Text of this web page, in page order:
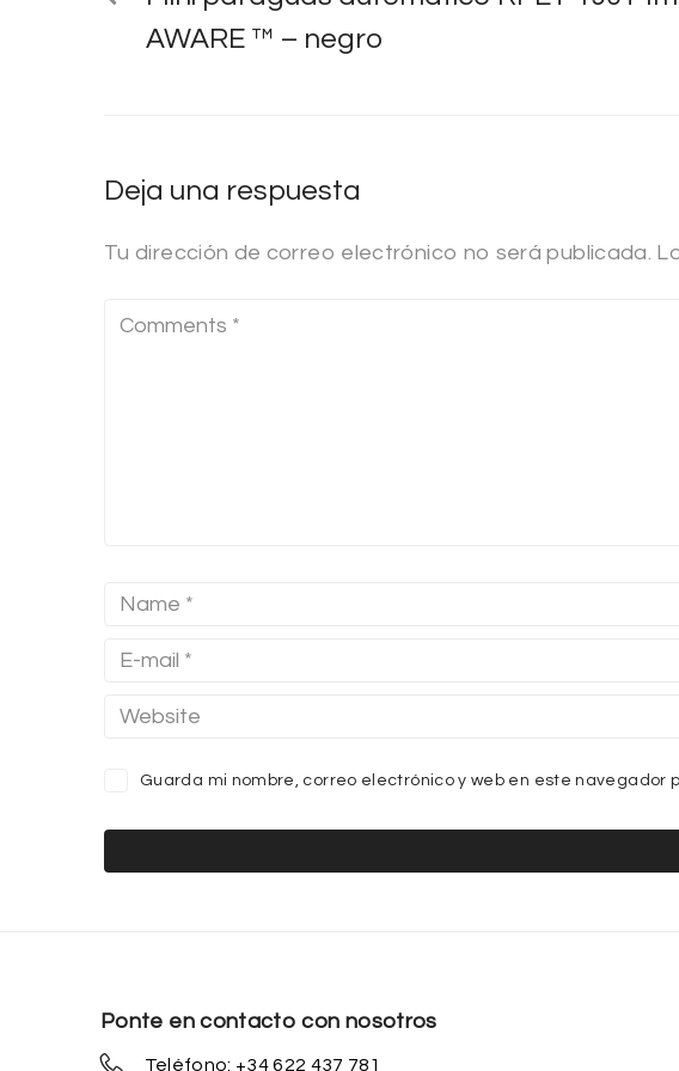
AWARE ™ – negro
Deja una respuesta
Tu dirección de correo electrónico no será publicada.
Guarda mi nombre, correo electrónico y web en este navegador
Ponte en contacto con nosotros
Teléfono: +34 622 437 781